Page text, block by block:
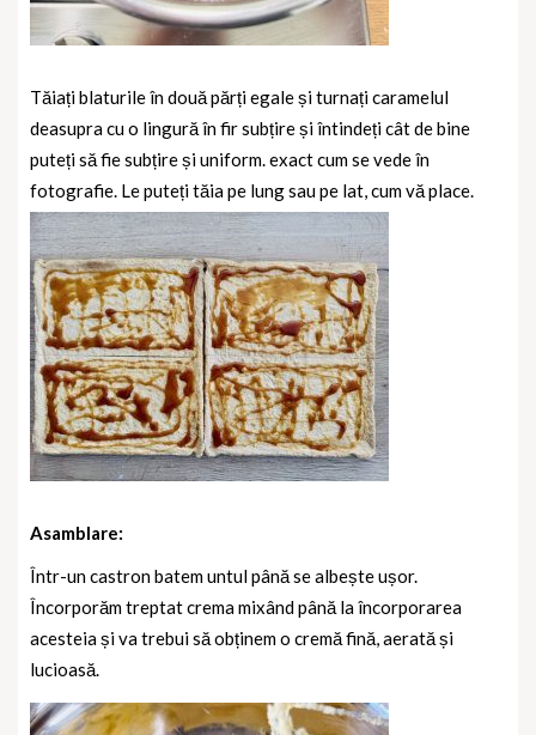
Tăiați blaturile în două părți egale și turnați caramelul
deasupra cu o lingură în fir subțire și întindeți cât de bine
puteți să fie subțire și uniform. exact cum se vede în
fotografie. Le puteți tăia pe lung sau pe lat, cum vă place.
Asamblare:
Într-un castron batem untul până se albește ușor.
Încorporăm treptat crema mixând până la încorporarea
acesteia și va trebui să obținem o cremă fină, aerată și
lucioasă.